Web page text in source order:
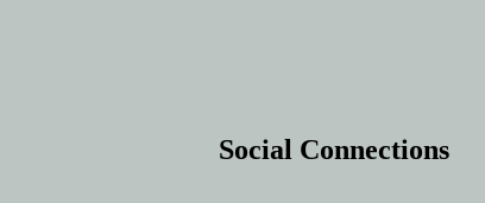
Social Connections